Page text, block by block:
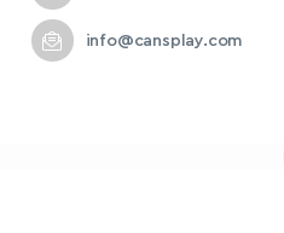
info@cansplay.com